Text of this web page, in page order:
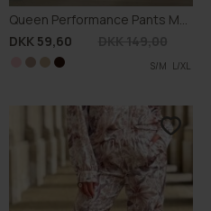
Queen Performance Pants M002
DKK 59,60
S/M L/XL
M/L L/XL
M/L L/XL
S/M M/L